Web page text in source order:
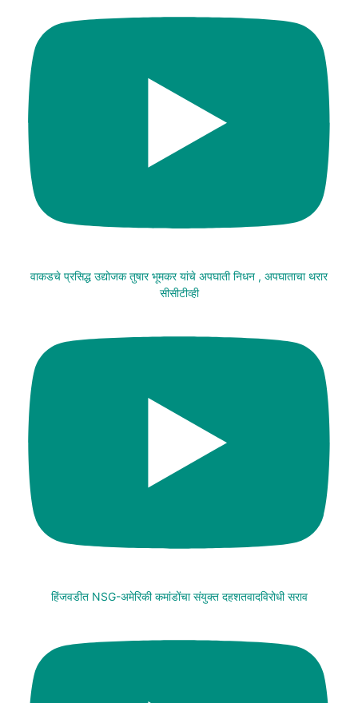
वाकडचे प्रसिद्ध उद्योजक तुषार भूमकर यांचे अपघाती निधन , अपघाताचा थरार
सीसीटीव्ही
हिंजवडीत NSG-अमेरिकी कमांडोंचा संयुक्त दहशतवादविरोधी सराव